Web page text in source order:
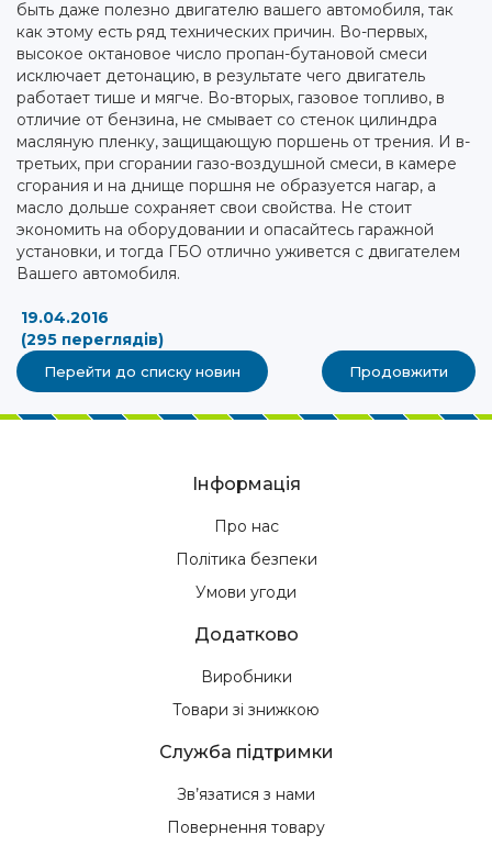
быть даже полезно двигателю вашего автомобиля, так
как этому есть ряд технических причин. Во-первых,
высокое октановое число пропан-бутановой смеси
исключает детонацию, в результате чего двигатель
работает тише и мягче. Во-вторых, газовое топливо, в
отличие от бензина, не смывает со стенок цилиндра
масляную пленку, защищающую поршень от трения. И в-
третьих, при сгорании газо-воздушной смеси, в камере
сгорания и на днище поршня не образуется нагар, а
масло дольше сохраняет свои свойства. Не стоит
экономить на оборудовании и опасайтесь гаражной
установки, и тогда ГБО отлично уживется с двигателем
Вашего автомобиля.
19.04.2016
(295 переглядів)
Перейти до списку новин Продовжити
Інформація
Про нас
Політика безпеки
Умови угоди
Додатково
Виробники
Товари зі знижкою
Служба підтримки
Зв’язатися з нами
Повернення товару